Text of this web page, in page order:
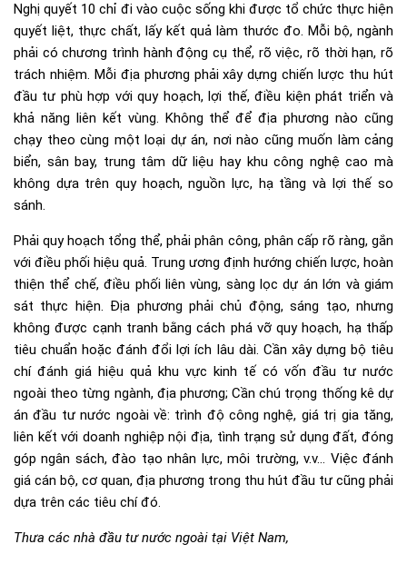
Nghị quyết 10 chỉ đi vào cuộc sống khi được tổ chức thực hiện
quyết liệt, thực chất, lấy kết quả làm thước đo. Mỗi bộ, ngành
phải có chương trình hành động cụ thể, rõ việc, rõ thời hạn, rõ
trách nhiệm. Mỗi địa phương phải xây dựng chiến lược thu hút
đầu tư phù hợp với quy hoạch, lợi thế, điều kiện phát triển và
khả năng liên kết vùng. Không thể để địa phương nào cũng
chạy theo cùng một loại dự án, nơi nào cũng muốn làm cảng
biển, sân bay, trung tâm dữ liệu hay khu công nghệ cao mà
không dựa trên quy hoạch, nguồn lực, hạ tầng và lợi thế so
sánh.
Phải quy hoạch tổng thể, phải phân công, phân cấp rõ ràng, gắn
với điều phối hiệu quả. Trung ương định hướng chiến lược, hoàn
thiện thể chế, điều phối liên vùng, sàng lọc dự án lớn và giám
sát thực hiện. Địa phương phải chủ động, sáng tạo, nhưng
không được cạnh tranh bằng cách phá vỡ quy hoạch, hạ thấp
tiêu chuẩn hoặc đánh đổi lợi ích lâu dài. Cần xây dựng bộ tiêu
chí đánh giá hiệu quả khu vực kinh tế có vốn đầu tư nước
ngoài theo từng ngành, địa phương; Cần chú trọng thống kê dự
án đầu tư nước ngoài về: trình độ công nghệ, giá trị gia tăng,
liên kết với doanh nghiệp nội địa, tình trạng sử dụng đất, đóng
góp ngân sách, đào tạo nhân lực, môi trường, v.v… Việc đánh
giá cán bộ, cơ quan, địa phương trong thu hút đầu tư cũng phải
dựa trên các tiêu chí đó.
Thưa các nhà đầu tư nước ngoài tại Việt Nam,